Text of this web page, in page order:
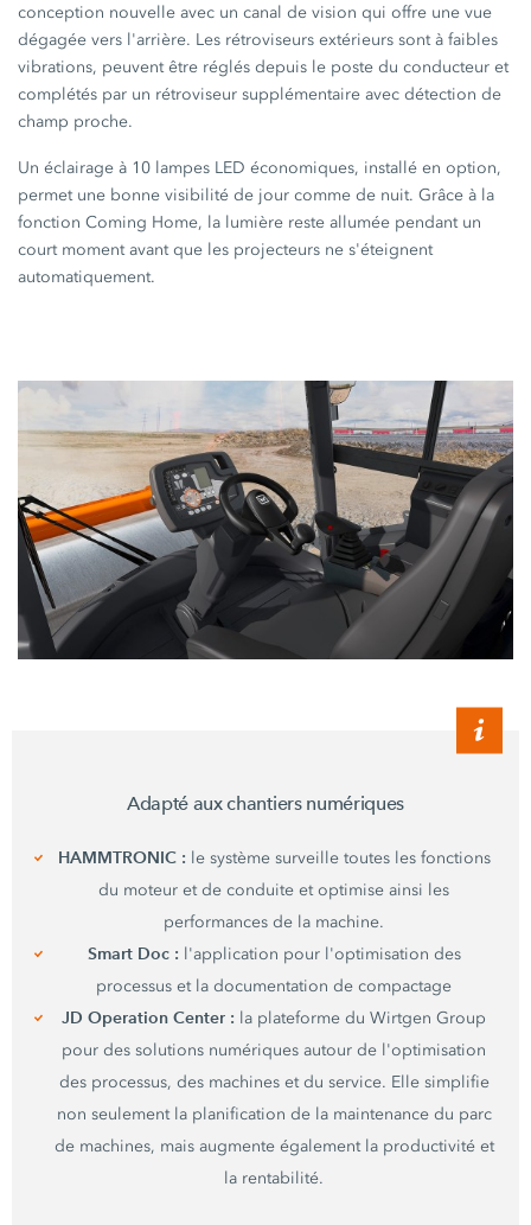
conception nouvelle avec un canal de vision qui offre une vue
dégagée vers l'arrière. Les rétroviseurs extérieurs sont à faibles
vibrations, peuvent être réglés depuis le poste du conducteur et
complétés par un rétroviseur supplémentaire avec détection de
champ proche.
Un éclairage à 10 lampes LED économiques, installé en option,
permet une bonne visibilité de jour comme de nuit. Grâce à la
fonction Coming Home, la lumière reste allumée pendant un
court moment avant que les projecteurs ne s'éteignent
automatiquement.
Adapté aux chantiers numériques
HAMMTRONIC : le système surveille toutes les fonctions
du moteur et de conduite et optimise ainsi les
performances de la machine.
Smart Doc : l'application pour l'optimisation des
processus et la documentation de compactage
JD Operation Center : la plateforme du Wirtgen Group
pour des solutions numériques autour de l'optimisation
des processus, des machines et du service. Elle simplifie
non seulement la planification de la maintenance du parc
de machines, mais augmente également la productivité et
la rentabilité.